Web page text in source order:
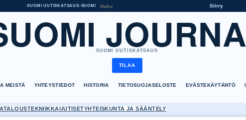
SUOMI UUTISKATSAUS•SUOMI Siirry
SUOMI UUTISKATSAUS
TILAA
MEISTÄ YHTEYSTIEDOT HISTORIA TIETOSUOJASELOSTE EVÄSTEKÄYTÄNTÖ
TALOUSTEKNIIKKAUUTISETYHTEISKUNTA JA SÄÄNTELY